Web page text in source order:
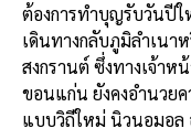
ต้องการทำบุญรับวันปีใ
เดินทางกลับภูมิลำเนา
สงกรานต์ ซึ่งทางเจ้า
ขอนแก่น ยังคงอำนวยค
แบบวิถีใหม่ นิวนอมอล